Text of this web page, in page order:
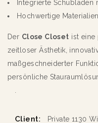
Integrierte Schubladen
Hochwertige
Der Close Closet ist eine
zeitloser Ästhetik,
maßgeschneiderter
persönliche
Client: Private 1130